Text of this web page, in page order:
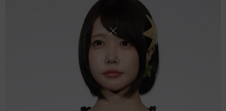
さらにポークジンジャーさん「
食後に枝から枝へと飛び
移るカワセミ。 若干重そうな気もします 」というひと言と
ともにひらりと優雅に飛翔する姿をとらえた写真も続けて